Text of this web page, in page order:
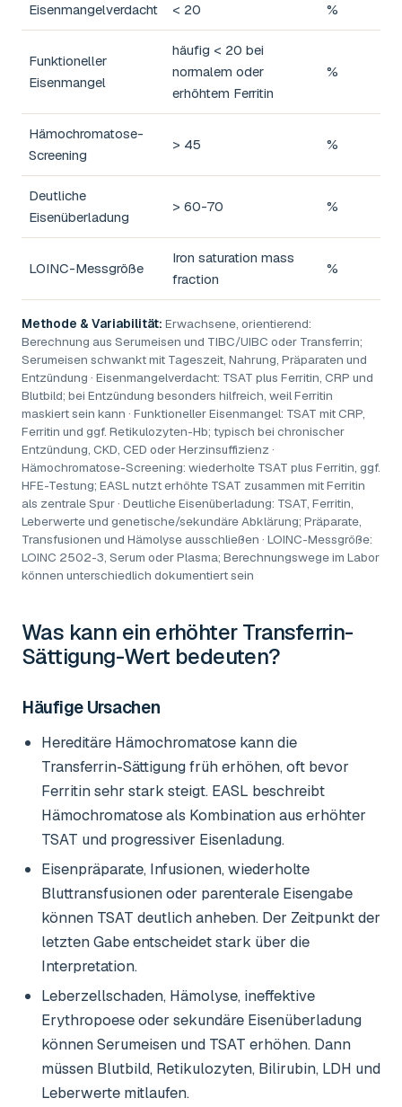
Eisenmangelverdacht < 20 %
Funktioneller
Eisenmangel
häufig < 20 bei
normalem oder
erhöhtem Ferritin
%
Hämochromatose-
Screening
> 45 %
Deutliche
Eisenüberladung
> 60-70 %
LOINC-Messgröße
Iron saturation mass
fraction
%
Methode & Variabilität: Erwachsene, orientierend:
Berechnung aus Serumeisen und TIBC/UIBC oder Transferrin;
Serumeisen schwankt mit Tageszeit, Nahrung, Präparaten und
Entzündung · Eisenmangelverdacht: TSAT plus Ferritin, CRP und
Blutbild; bei Entzündung besonders hilfreich, weil Ferritin
maskiert sein kann · Funktioneller Eisenmangel: TSAT mit CRP,
Ferritin und ggf. Retikulozyten-Hb; typisch bei chronischer
Entzündung, CKD, CED oder Herzinsuffizienz ·
Hämochromatose-Screening: wiederholte TSAT plus Ferritin, ggf.
HFE-Testung; EASL nutzt erhöhte TSAT zusammen mit Ferritin
als zentrale Spur · Deutliche Eisenüberladung: TSAT, Ferritin,
Leberwerte und genetische/sekundäre Abklärung; Präparate,
Transfusionen und Hämolyse ausschließen · LOINC-Messgröße:
LOINC 2502-3, Serum oder Plasma; Berechnungswege im Labor
können unterschiedlich dokumentiert sein
Was kann ein erhöhterTransferrin-
Sättigung-Wert bedeuten?
Häufige Ursachen
Hereditäre Hämochromatose kann die
Transferrin-Sättigung früh erhöhen, oft bevor
Ferritin sehr stark steigt. EASL beschreibt
Hämochromatose als Kombination aus erhöhter
TSAT und progressiver Eisenladung.
Eisenpräparate, Infusionen, wiederholte
Bluttransfusionen oder parenterale Eisengabe
können TSAT deutlich anheben. Der Zeitpunkt der
letzten Gabe entscheidet stark über die
Interpretation.
Leberzellschaden, Hämolyse, ineffektive
Erythropoese oder sekundäre Eisenüberladung
können Serumeisen und TSAT erhöhen. Dann
müssen Blutbild, Retikulozyten, Bilirubin, LDH und
Leberwerte mitlaufen.